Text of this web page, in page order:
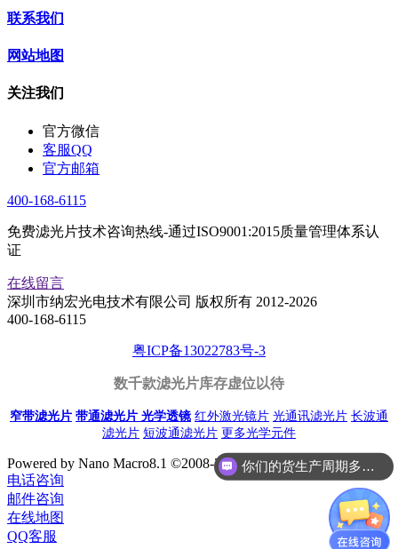
联系我们
网站地图
关注我们
官方微信
客服QQ
官方邮箱
400-168-6115
免费滤光片技术咨询热线-通过ISO9001:2015质量管理体系认
证
在线留言
深圳市纳宏光电技术有限公司 版权所有 2012-2026
400-168-6115
粤ICP备13022783号-3
数千款滤光片库存虚位以待
窄带滤光片 带通滤光片 光学透镜 红外激光镜片 光通讯滤光片 长波通
滤光片 短波通滤光片 更多光学元件
Powered by Nano Macro8.1 ©2008-2026 Nano Macro Inc.
电话咨询
邮件咨询
在线地图
QQ客服
你们的货生产周期多久呢？